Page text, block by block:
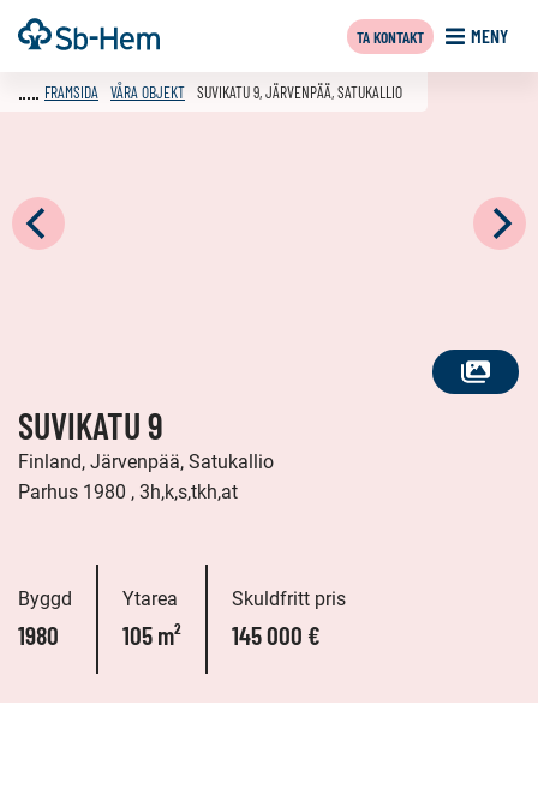
Till
innehållet
Framsida MENY
TA KONTAKT
SE
FRAMSIDA VÅRA OBJEKT SUVIKATU 9, JÄRVENPÄÄ, SATUKALLIO
SUVIKATU 9
Finland, Järvenpää, Satukallio
Parhus 1980 , 3h,k,s,tkh,at
Byggd
1980
Ytarea
105 m²
Skuldfritt pris
145 000 €